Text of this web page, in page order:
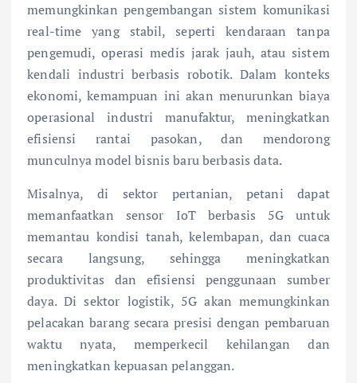
memungkinkan pengembangan sistem komunikasi
real-time yang stabil, seperti kendaraan tanpa
pengemudi, operasi medis jarak jauh, atau sistem
kendali industri berbasis robotik. Dalam konteks
ekonomi, kemampuan ini akan menurunkan biaya
operasional industri manufaktur, meningkatkan
efisiensi rantai pasokan, dan mendorong
munculnya model bisnis baru berbasis data.
Misalnya, di sektor pertanian, petani dapat
memanfaatkan sensor IoT berbasis 5G untuk
memantau kondisi tanah, kelembapan, dan cuaca
secara langsung, sehingga meningkatkan
produktivitas dan efisiensi penggunaan sumber
daya. Di sektor logistik, 5G akan memungkinkan
pelacakan barang secara presisi dengan pembaruan
waktu nyata, memperkecil kehilangan dan
meningkatkan kepuasan pelanggan.